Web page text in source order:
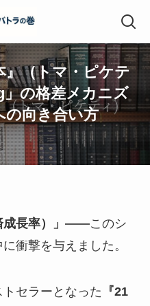
』（トマ・ピケテ
の格差メカニズ
の向き合い方
成長率）」——このシ
衝撃を与えました。
セラーとなった 『21